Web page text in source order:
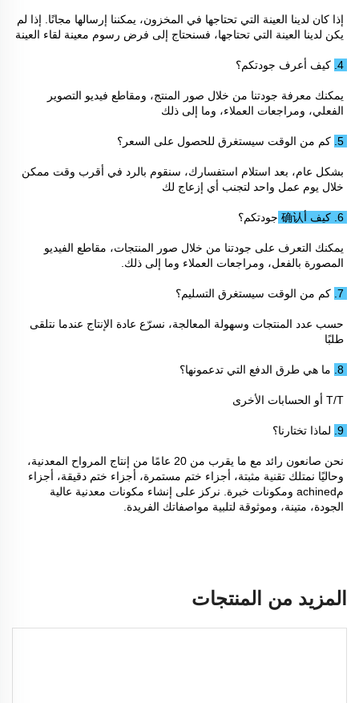
يكن لدينا العينة التي تحتاجها، فسنحتاج إلى فرض رسوم معينة لقاء العينة
4. كيف أعرف جودتكم؟
الفعلي، ومراجعات العملاء، وما إلى ذلك
5. كم من الوقت سيستغرق للحصول على السعر؟
خلال يوم عمل واحد لتجنب أي إزعاج لك
6. كيف أ确认 جودتكم؟
المصورة بالفعل، ومراجعات العملاء وما إلى ذلك.
7. كم من الوقت سيستغرق التسليم؟
طلبًا
8. ما هي طرق الدفع التي تدعمونها؟
T/T أو الحسابات الأخرى
9. لماذا تختارنا؟
الجودة، متينة، وموثوقة لتلبية مواصفاتك الفريدة.
المزيد من المنتجات